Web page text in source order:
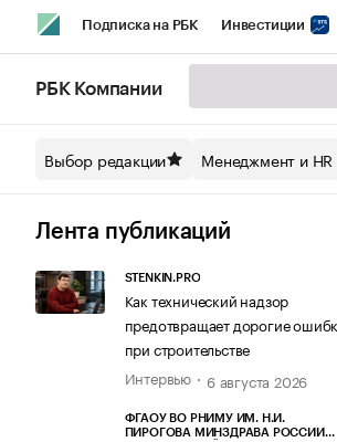
Подписка на РБК Инвестиции
Спецпроекты СПб
Технологии и медиа
РБК Компании
Выбор редакции Менеджмент и HR
Лента публикаций
STENKIN.PRO
Как технический надзор
предотвращает дорогие
при строительстве
Интервью
6 августа 2026
ФГАОУ ВО РНИМУ ИМ. Н.И.
ПИРОГОВА МИНЗДРАВА РОССИИ